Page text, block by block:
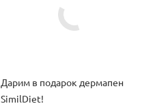
Дарим в подарок дермапен
SimilDiet!